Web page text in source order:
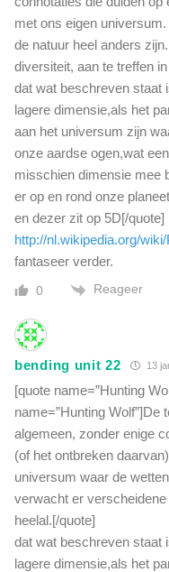
met ons eigen
de natuur heel anders
diversiteit, aan te treffen
dat wat beschreven staat
lagere dimensie,als het
aan het universum zijn
onze aardse ogen,wat
misschien dimensie mee
er op en rond onze
en dezer zit op 5D[/quote]
http://nl.wikipedia.org/
fantaseer verder.
0 Reageer
bending unit 22 13
[quote name=”Hunting
name=”Hunting Wolf”]De
algemeen, zonder enige
(of het ontbreken
universum waar de
verwacht er
heelal.[/quote]
dat wat beschreven staat
lagere dimensie,als het